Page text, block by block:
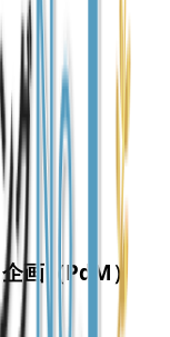
画（PdM）